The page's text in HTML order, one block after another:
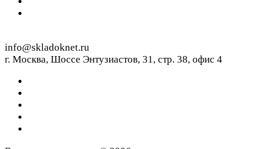
info@skladoknet.ru
г. Москва, Шоссе Энтузиастов, 31, стр. 38, офис 4